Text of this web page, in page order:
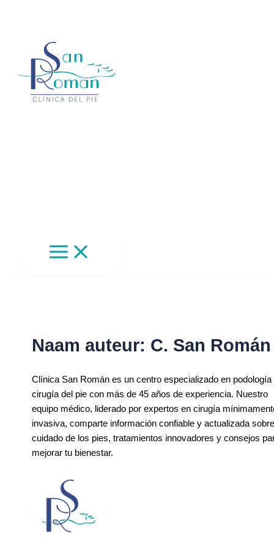
Naam auteur: C. San Román
Clínica San Román es un centro especializado en podología
cirugía del pie con más de 45 años de experiencia. Nuestro
equipo médico, liderado por expertos en cirugía
invasiva, comparte información confiable y actualizada
cuidado de los pies, tratamientos innovadores y consejos
mejorar tu bienestar.